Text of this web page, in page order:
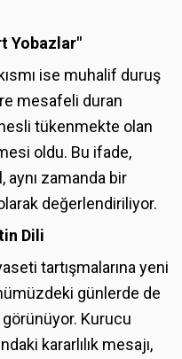
Yobazlar"
ise muhalif duruş
mesafeli duran
tükenmekte olan
oldu. Bu ifade,
zamanda bir
değerlendiriliyor.
Dili
tartışmalarına yeni
günlerde de
Kurucu
kararlılık mesajı,